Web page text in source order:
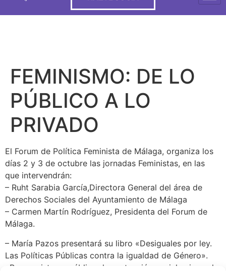
FEMINISMO: DE LO
PÚBLICO A LO
PRIVADO
El Forum de Política Feminista de Málaga, organiza los
días 2 y 3 de octubre las jornadas Feministas, en las
que intervendrán:
– Ruht Sarabia García,Directora General del área de
Derechos Sociales del Ayuntamiento de Málaga
– Carmen Martín Rodríguez, Presidenta del Forum de
Málaga.
– María Pazos presentará su libro «Desiguales por ley.
Las Políticas Públicas contra la igualdad de Género».
«Por un sistema público de protección social universal»